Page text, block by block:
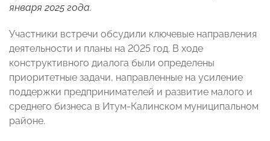
января 2025 года.
Участники встречи обсудили ключевые направления
деятельности и планы на 2025 год. В ходе
конструктивного диалога были определены
приоритетные задачи, направленные на усиление
поддержки предпринимателей и развитие малого и
среднего бизнеса в Итум-Калинском муниципальном
районе.